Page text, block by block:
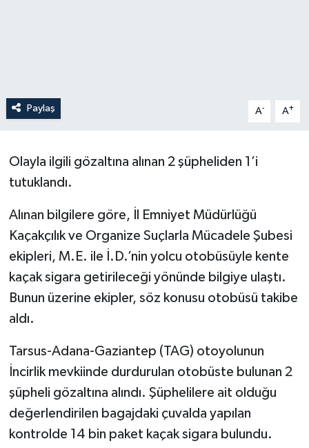
Paylaş A- A+
Olayla ilgili gözaltına alınan 2 şüpheliden 1’i
tutuklandı.
Alınan bilgilere göre, İl Emniyet Müdürlüğü
Kaçakçılık ve Organize Suçlarla Mücadele Şubesi
ekipleri, M.E. ile İ.D.’nin yolcu otobüsüyle kente
kaçak sigara getirileceği yönünde bilgiye ulaştı.
Bunun üzerine ekipler, söz konusu otobüsü takibe
aldı.
Tarsus-Adana-Gaziantep (TAG) otoyolunun
İncirlik mevkiinde durdurulan otobüste bulunan 2
şüpheli gözaltına alındı. Şüphelilere ait olduğu
değerlendirilen bagajdaki çuvalda yapılan
kontrolde 14 bin paket kaçak sigara bulundu.